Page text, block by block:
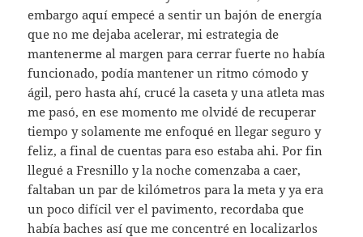
embargo aquí empecé a sentir un bajón de energía
que no me dejaba acelerar, mi estrategia de
mantenerme al margen para cerrar fuerte no había
funcionado, podía mantener un ritmo cómodo y
ágil, pero hasta ahí, crucé la caseta y una atleta mas
me pasó, en ese momento me olvidé de recuperar
tiempo y solamente me enfoqué en llegar seguro y
feliz, a final de cuentas para eso estaba ahi. Por fin
llegué a Fresnillo y la noche comenzaba a caer,
faltaban un par de kilómetros para la meta y ya era
un poco difícil ver el pavimento, recordaba que
había baches así que me concentré en localizarlos